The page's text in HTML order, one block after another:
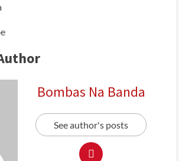
Bombas Na Banda
See author's posts